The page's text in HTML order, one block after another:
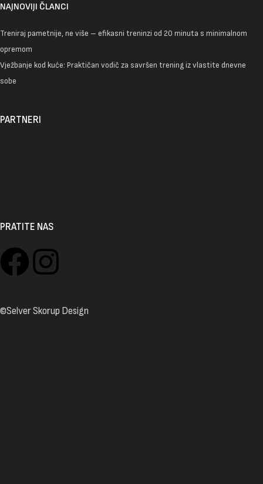
NAJNOVIJI ČLANCI
Treniraj pametnije, ne više – efikasni treninzi od 20 minuta s minimalnom
opremom
Vježbanje kod kuće: Praktičan vodič za savršen trening iz vlastite dnevne
sobe
PARTNERI
PRATITE NAS
©Selver Skorup Design